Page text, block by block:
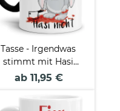
Tasse - Irgendwas
stimmt mit Hasi
nicht - Innen und
ab 11,95 €